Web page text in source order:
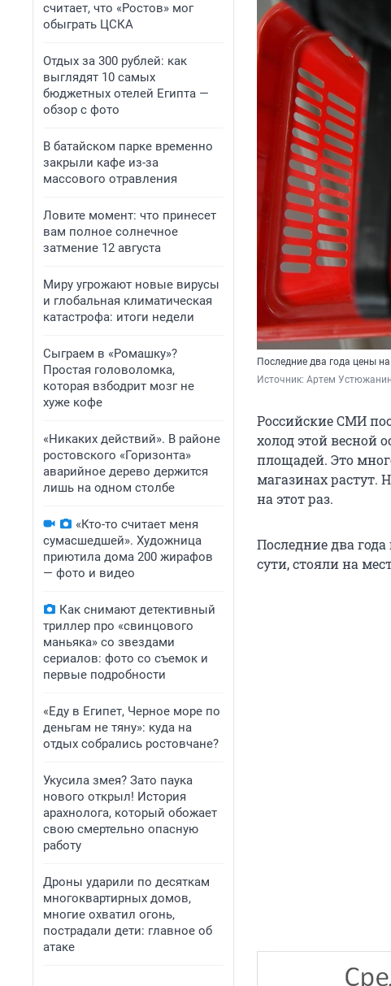
считает, что «Ростов» мог
обыграть ЦСКА
Отдых за 300 рублей: как
выглядят 10 самых
бюджетных отелей Египта —
обзор с фото
В батайском парке временно
закрыли кафе из-за
массового отравления
Ловите момент: что принесет
вам полное солнечное
затмение 12 августа
Миру угрожают новые вирусы
и глобальная климатическая
катастрофа: итоги недели
Сыграем в «Ромашку»?
Простая головоломка,
которая взбодрит мозг не
хуже кофе
«Никаких действий». В районе
ростовского «Горизонта»
аварийное дерево держится
лишь на одном столбе
«Кто-то считает меня
сумасшедшей». Художница
приютила дома 200 жирафов
— фото и видео
Как снимают детективный
триллер про «свинцового
маньяка» со звездами
сериалов: фото со съемок и
первые подробности
«Еду в Египет, Черное море по
деньгам не тяну»: куда на
отдых собрались ростовчане?
Укусила змея? Зато паука
нового открыл! История
арахнолога, который обожает
свою смертельно опасную
работу
Дроны ударили по десяткам
многоквартирных домов,
многие охватил огонь,
пострадали дети: главное об
атаке
Последние два года цены
Источник: Артем Устюжанин
Российские СМИ
холод этой весной
площадей. Это
магазинах растут.
на этот раз.
Последние два года
сути, стояли на